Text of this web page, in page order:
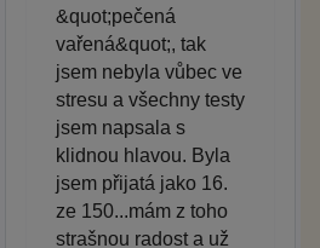
&quot;pečená
vařená&quot;, tak
jsem nebyla vůbec ve
stresu a všechny testy
jsem napsala s
klidnou hlavou. Byla
jsem přijatá jako 16.
ze 150...mám z toho
strašnou radost a už